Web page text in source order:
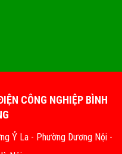
CÔNG NGHIỆP BÌNH
Ỷ La - Phường Dương Nội -